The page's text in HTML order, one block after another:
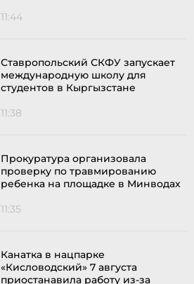
11:44
Ставропольский СКФУ запускает
международную школу для
студентов в Кыргызстане
11:38
Прокуратура организовала
проверку по травмированию
ребенка на площадке в Минводах
11:35
Канатка в нацпарке
«Кисловодский» 7 августа
приостанавила работу из-за